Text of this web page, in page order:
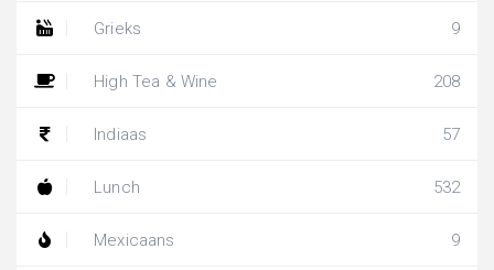
Grieks 9
High Tea & Wine 208
Indiaas 57
Lunch 532
Mexicaans 9